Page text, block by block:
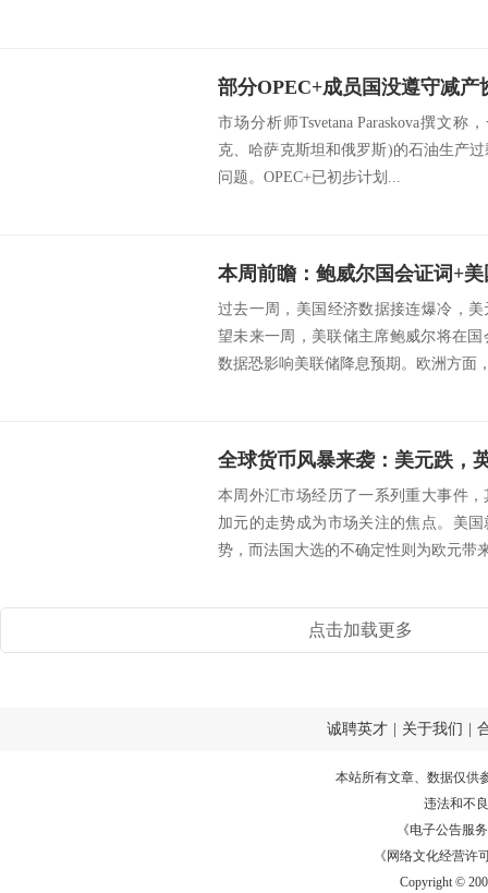
部分OPEC+成员国没遵守减
市场分析师Tsvetana Paraskova撰文称
克、哈萨克斯坦和俄罗斯)的石油生产
问题。OPEC+已初步计划...
过去一周，美国经济数据接连爆冷，
望未来一周，美联储主席鲍威尔将在
数据恐影响美联储降息预期。欧洲方面
全球货币风暴来袭：美元跌，
本周外汇市场经历了一系列重大事件
加元的走势成为市场关注的焦点。美
势，而法国大选的不确定性则为欧元带
点击加载更多
诚聘英才 关于我们
本站所有文章、数据仅供
违法和不
《电子公告服务
《网络文化经营许
Copyright ©